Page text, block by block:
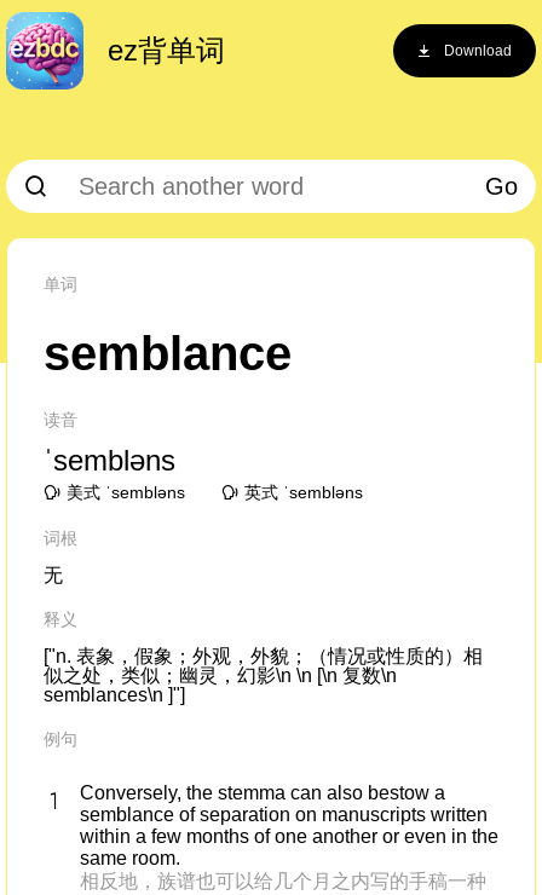
ez背单词 Download
Go
单词
semblance
读音
ˈsembləns
美式 ˈsembləns 英式 ˈsembləns
词根
无
释义
["n. 表象，假象；外观，外貌；（情况或性质的）相
似之处，类似；幽灵，幻影\n \n [\n 复数\n
semblances\n ]"]
例句
Conversely, the stemma can also bestow a
semblance of separation on manuscripts written
within a few months of one another or even in the
same room.
相反地，族谱也可以给几个月之内写的手稿一种